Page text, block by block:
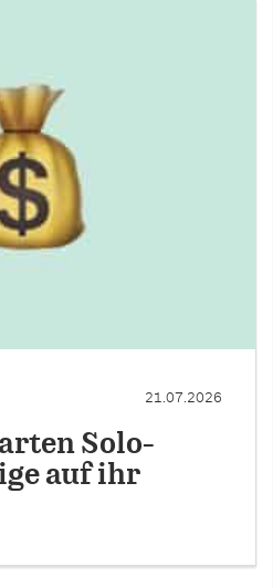
21.07.2026
Solo-
auf ihr